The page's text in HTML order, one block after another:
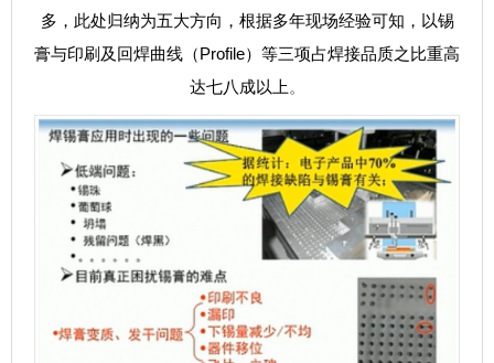
多，此处归纳为五大方向，根据多年现场经验可知，以锡
膏与印刷及回焊曲线（Profile）等三项占焊接品质之比重高
达七八成以上 。